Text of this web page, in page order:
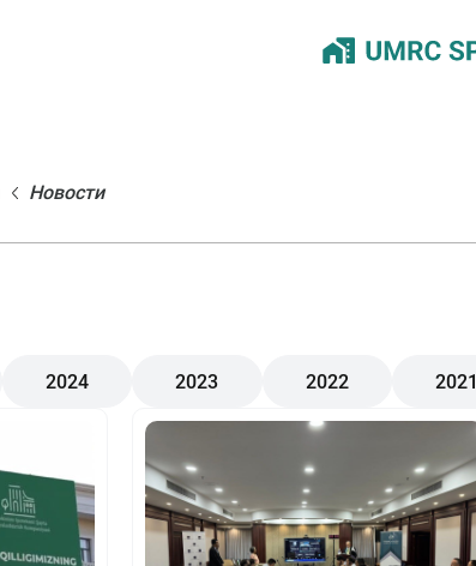
Новости
2024 2023 2022 2021